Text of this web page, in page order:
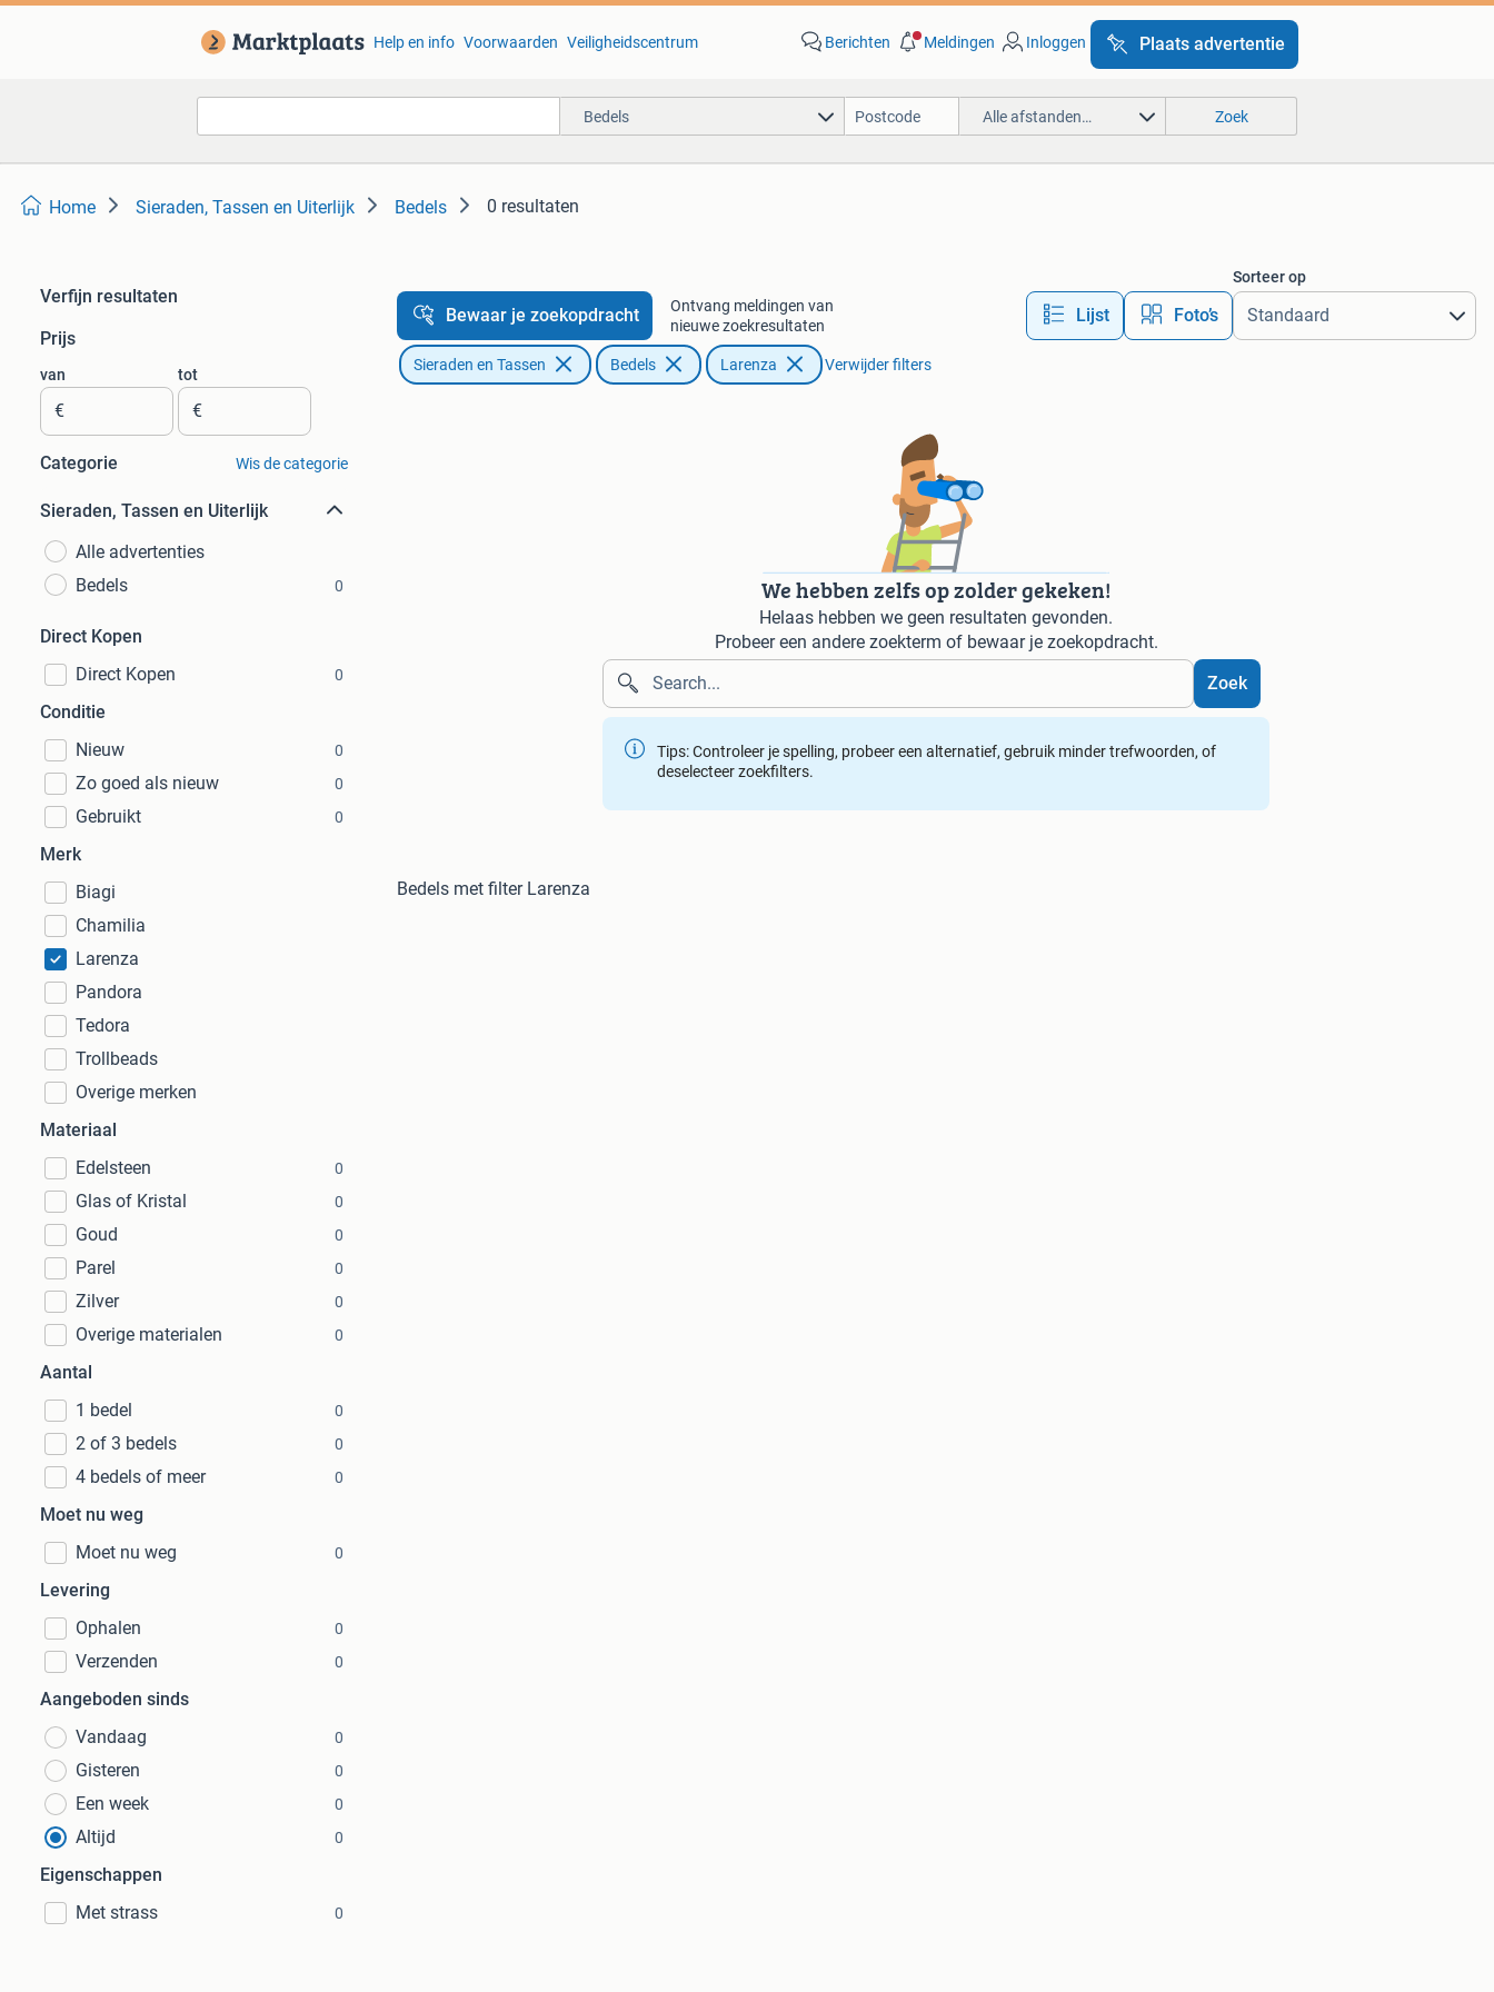
Help en info Voorwaarden Veiligheidscentrum Berichten Meldingen Inloggen Plaats advertentie
Bedels Alle afstanden… Zoek
Home Sieraden, Tassen en Uiterlijk Bedels 0 resultaten
Verfijn resultaten
Prijs
van
€
tot
€
Categorie Wis de categorie
Sieraden, Tassen en Uiterlijk
Alle advertenties
Bedels
0
Direct Kopen
Direct Kopen
0
Conditie
Nieuw
0
Zo goed als nieuw 0
Gebruikt 0
Merk
Biagi
Chamilia
Larenza
Pandora
Tedora
Trollbeads
Overige merken
Materiaal
Edelsteen
0
Glas of Kristal 0
Goud 0
Parel 0
Zilver 0
Overige materialen 0
Aantal
1 bedel
0
2 of 3 bedels 0
4 bedels of meer 0
Moet nu weg
Moet nu weg
0
Levering
Ophalen
0
Verzenden 0
Aangeboden sinds
Vandaag
0
Gisteren 0
Een week 0
Altijd 0
Eigenschappen
Met strass
0
Bewaar je zoekopdracht
Ontvang meldingen van
nieuwe zoekresultaten
Lijst Foto’s
Sorteer op
Sieraden en Tassen Bedels Larenza Verwijder filters
We hebben zelfs op zolder gekeken!
Helaas hebben we geen resultaten gevonden.
Probeer een andere zoekterm of bewaar je zoekopdracht.
Zoek
Tips: Controleer je spelling, probeer een alternatief, gebruik minder trefwoorden, of
deselecteer zoekfilters.
Bedels met filter Larenza